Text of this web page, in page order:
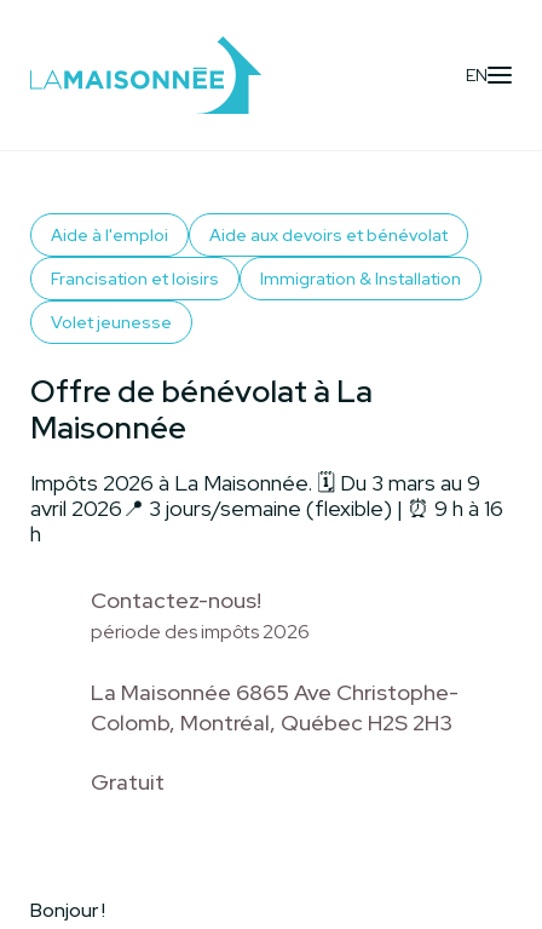
EN
Aide à l'emploi
Aide aux devoirs et bénévolat
Francisation et loisirs
Immigration & Installation
Volet jeunesse
Offre de bénévolat à La
Maisonnée
Impôts 2026 à La Maisonnée. 🗓 Du 3 mars au 9
avril 2026📍 3 jours/semaine (flexible) | ⏰ 9 h à 16
h
Contactez-nous!
période des impôts 2026
La Maisonnée 6865 Ave Christophe-
Colomb, Montréal, Québec H2S 2H3
Gratuit
Bonjour !